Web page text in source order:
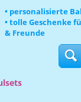
• personalisierte
• tolle Geschenke
& Freunde